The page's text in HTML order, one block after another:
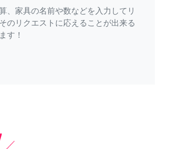
、家具の名前や数などを入力してリ
のリクエストに応えることが出来る
す！